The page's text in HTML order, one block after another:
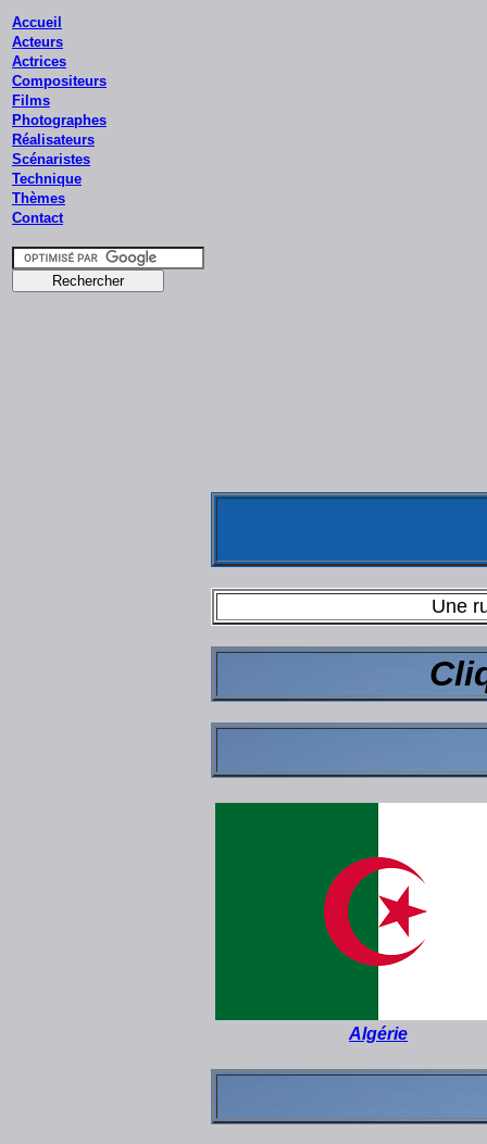
Accueil
Acteurs
Actrices
Compositeurs
Films
Photographes
Réalisateurs
Scénaristes
Technique
Thèmes
Contact
Une
Algérie